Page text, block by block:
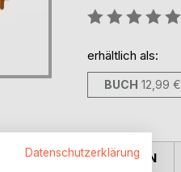
Bewertung::
erhältlich als:
BUCH 12,99 €
PRESSESTIMMEN
Datenschutzerklärung